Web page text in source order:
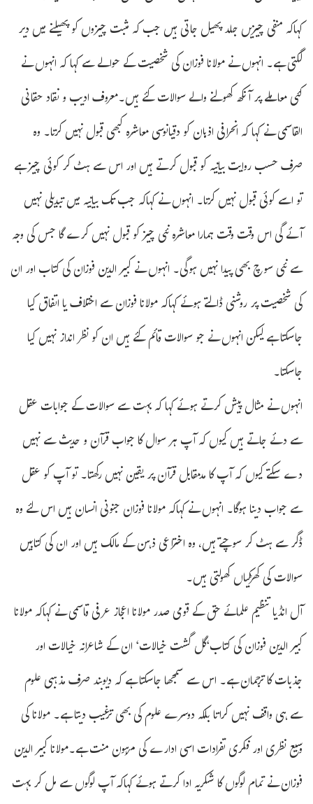
کہاکہ منفی چیزیں جلد پھیل جاتی ہیں جب کہ مثبت چیزوں کو پھیلنے میں دیر
لگتی ہے۔ انہوں نے مولانا فوزان کی شخصیت کے حوالے سے کہا کہ انہوں نے
کئی معاملے پر آنکھ کھولنے والے سوالات کئے ہیں۔معروف ادیب و نقاد حقانی
القاسمی نے کہا کہ انحرافی اذہان کو دقیانوسی معاشرہ کبھی قبول نہیں کرتا۔ وہ
صرف حسب روایت بیانیہ کو قبول کرتے ہیں اور اس سے ہٹ کر کوئی چیز ہے
تو اسے کوئی قبول نہیں کرتا۔ انہوں نے کہاکہ جب تک بیانیہ میں تبدیلی نہیں
آئے گی اس وقت وقت ہمارا معاشرہ نئی چیز کو قبول نہیں کرے گا جس کی وجہ
سے نئی سوچ بھی پیدا نہیں ہوگی۔ انہوں نے کبیر الدین فوزان کی کتاب اور ان
کی شخصیت پر روشنی ڈالتے ہوئے کہاکہ مولانا فوزان سے اختلاف یا اتفاق کیا
جاسکتا ہے لیکن انہوں نے جو سوالات قائم کئے ہیں ان کو نظر انداز نہیں کیا
جاسکتا۔
انہوں نے مثال پیش کرتے ہوئے کہا کہ بہت سے سوالات کے جوابات عقل
سے دئے جاتے ہیں کیوں کہ آپ ہر سوال کا جواب قرآن و حدیث سے نہیں
دے سکتے کیوں کہ آپ کا مدمقابل قرآن پر یقین نہیں رکھتا۔ تو آپ کو عقل
سے جواب دینا ہوگا۔ انہوں نے کہاکہ مولانا فوزان جنونی انسان ہیں اس لئے وہ
ڈگر سے ہٹ کر سوچتے ہیں، وہ اختراعی ذہن کے مالک ہیں اور ان کی کتابیں
سوالات کی کھڑکیاں کھولتی ہیں۔
آل انڈیا تنظیم علمائے حق کے قومی صدر مولانا اعجاز عرفی قاسمی نے کہاکہ مولانا
کبیر الدین فوزان کی کتاب‘گل گشت خیالات‘ ان کے شاعرانہ خیالات اور
جذبات کا ترجمان ہے۔ اس سے سمجھا جاسکتا ہے کہ دیوبند صرف مذہبی علوم
سے ہی واقف نہیں کراتا بلکہ دوسرے علوم کی بھی ترغیب دیتا ہے۔ مولانا کی
وسیع نظری اور فکری تفرادات اسی ادارے کی مرہون منت ہے۔مولانا کبیر الدین
فوزان نے تمام لوگوں کا شکریہ ادا کرتے ہوئے کہاکہ آپ لوگوں سے مل کر بہت